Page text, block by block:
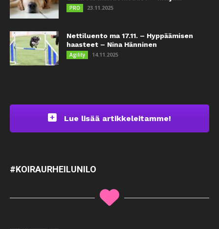
PRO 23.11.2025
Nettiluento ma 17.11. – Hyppäämisen
haasteet – Nina Hänninen
Agility 14.11.2025
Lue lisää artikkeleitamme!
#KOIRAURHEILUNILO